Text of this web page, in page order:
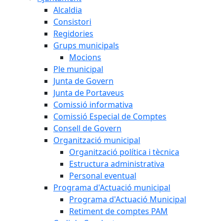
Alcaldia
Consistori
Regidories
Grups municipals
Mocions
Ple municipal
Junta de Govern
Junta de Portaveus
Comissió informativa
Comissió Especial de Comptes
Consell de Govern
Organització municipal
Organització política i tècnica
Estructura administrativa
Personal eventual
Programa d'Actuació municipal
Programa d'Actuació Municipal
Retiment de comptes PAM